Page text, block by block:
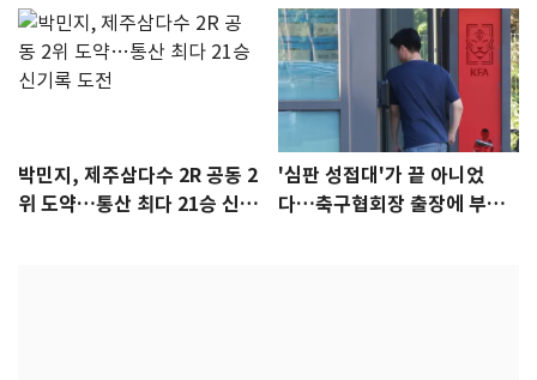
박민지, 제주삼다수 2R 공동 2
위 도약…통산 최다 21승 신기
'심판 성접대'가 끝 아니었
다…축구협회장 출장에 부인